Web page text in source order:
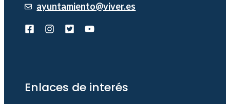
ayuntamiento@viver.es
Enlaces de interés